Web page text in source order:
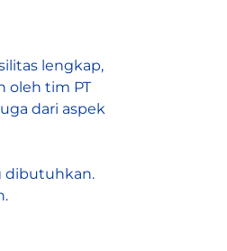
lengkap,
oleh tim PT
dari aspek
dibutuhkan.